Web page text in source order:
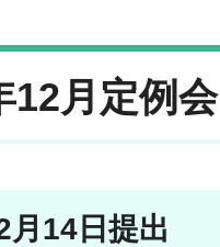
12月定例
月14日提出